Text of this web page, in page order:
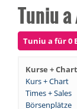
Tuniu
Tuniu a für 0
Kurse +
Kurs + Chart
Times + Sales
Börsenplätze